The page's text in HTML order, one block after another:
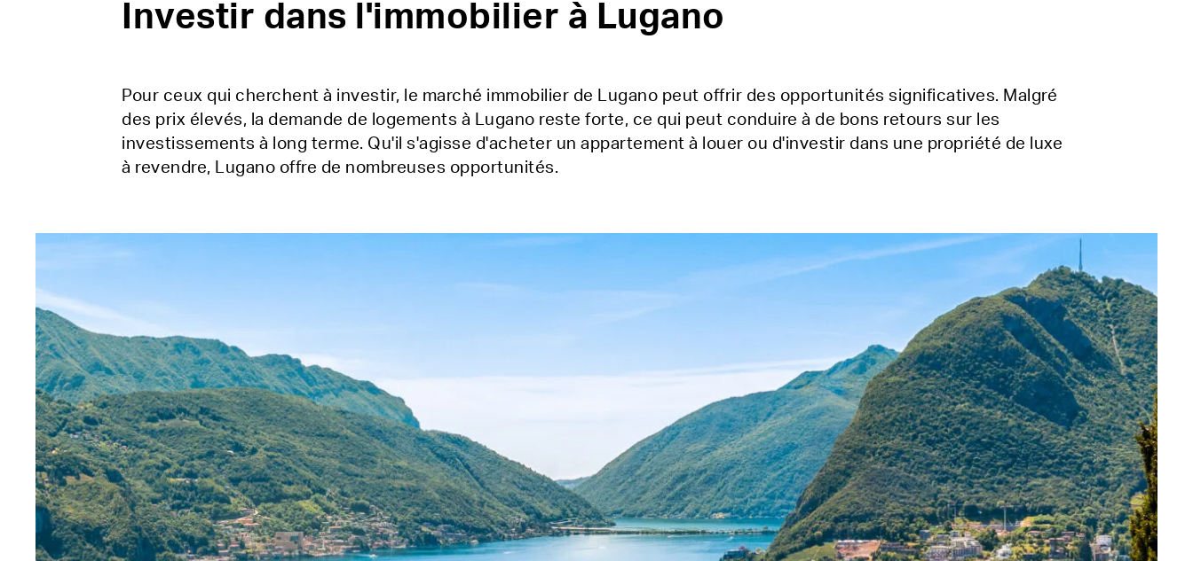
Investir dans l'immobilier à Lugano
Pour ceux qui cherchent à investir, le marché immobilier de Lugano peut offrir des opportunités significatives. Malgré
des prix élevés, la demande de logements à Lugano reste forte, ce qui peut conduire à de bons retours sur les
investissements à long terme. Qu'il s'agisse d'acheter un appartement à louer ou d'investir dans une propriété de luxe
à revendre, Lugano offre de nombreuses opportunités.